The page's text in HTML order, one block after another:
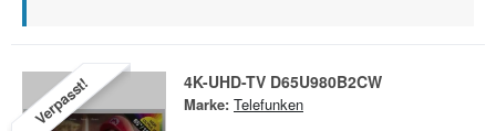
Verpasst! 4K-UHD-TV D65U980B2CW
Marke: Telefunken